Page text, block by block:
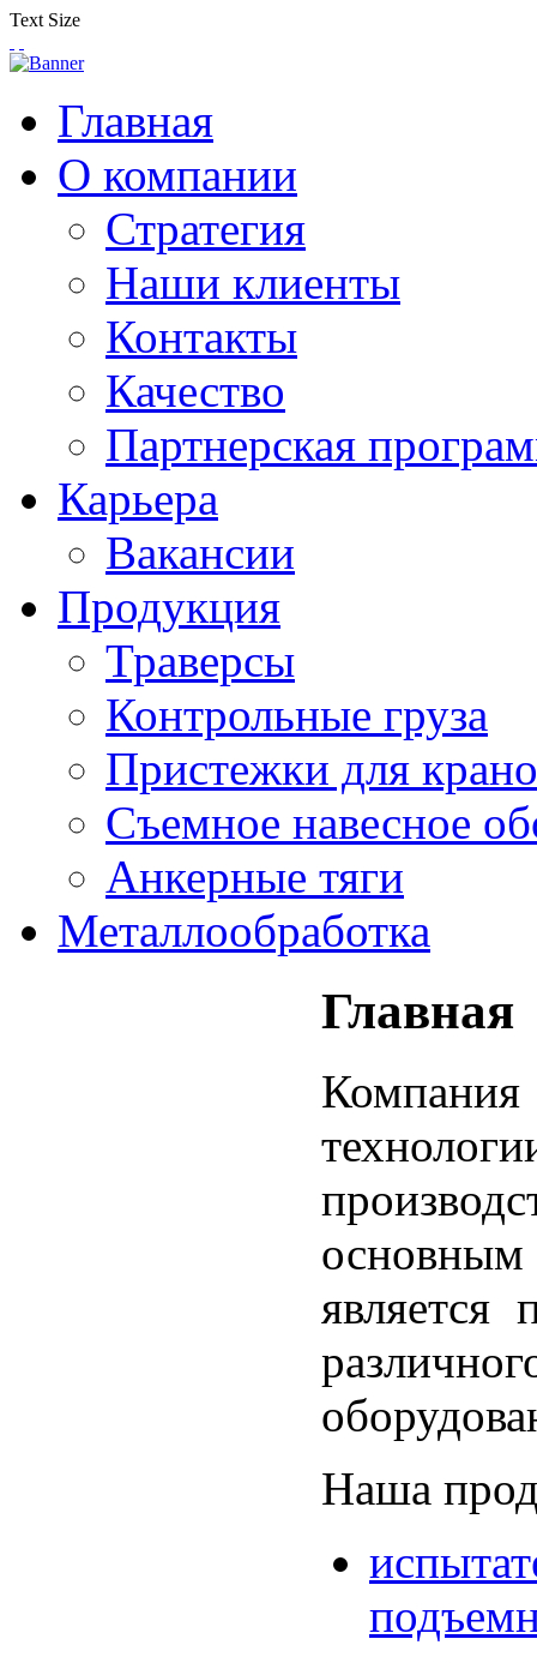
Text Size
Главная
О компании
Стратегия
Наши клиенты
Контакты
Качество
Партнерская
Карьера
Вакансии
Продукция
Траверсы
Контрольные груза
Пристежки для
Съемное навесное
Анкерные тяги
Металлообработка
Главная
является
Наша